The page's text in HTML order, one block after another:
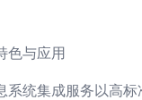
色与应用
系统集成服务以高